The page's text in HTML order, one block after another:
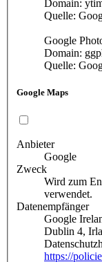
Domain:
Quelle:
Google
Domain:
Quelle:
Google Maps
Anbieter
Google
Zweck
Wird zum
verwendet.
Datenempfänger
Google
Dublin 4,
https://